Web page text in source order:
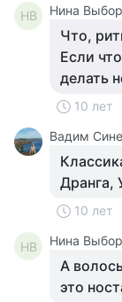
НВ Нина
Что,
Если
делать
10 лет
Вадим
Дранга,
10 лет
НВ Нина
А
это